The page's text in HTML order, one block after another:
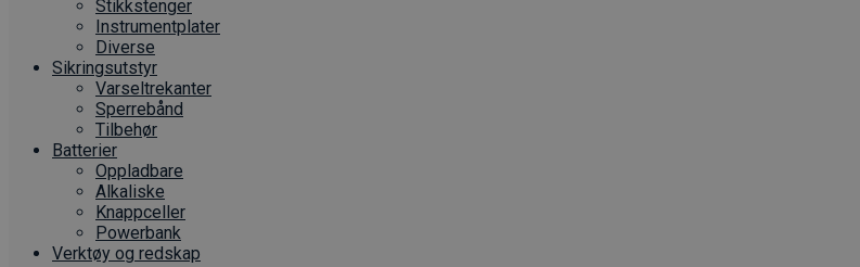
Stikkstenger
Instrumentplater
Diverse
Sikringsutstyr
Varseltrekanter
Sperrebånd
Tilbehør
Batterier
Oppladbare
Alkaliske
Knappceller
Powerbank
Verktøy og redskap